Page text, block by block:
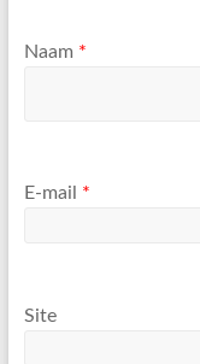
Naam *
E-mail *
Site